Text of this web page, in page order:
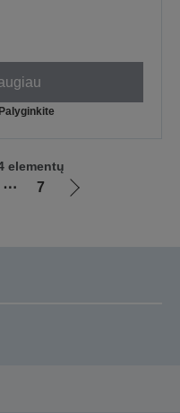
Palyginkite
⋯ 7
Eiti
elementų